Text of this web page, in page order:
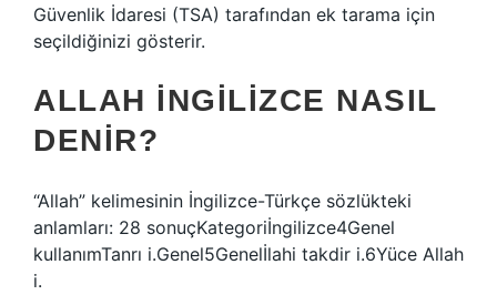
Güvenlik İdaresi (TSA) tarafından ek tarama için
seçildiğinizi gösterir.
ALLAH INGILIZCE NASIL
DENIR?
“Allah” kelimesinin İngilizce-Türkçe sözlükteki
anlamları: 28 sonuçKategoriİngilizce4Genel
kullanımTanrı i.Genel5Genelİlahi takdir i.6Yüce Allah
i.